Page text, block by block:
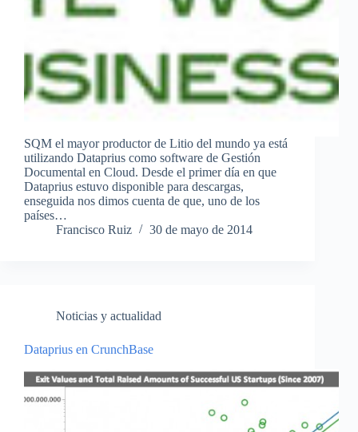
SQM el mayor productor de Litio del mundo ya está
utilizando Dataprius como software de Gestión
Documental en Cloud. Desde el primer día en que
Dataprius estuvo disponible para descargas,
enseguida nos dimos cuenta de que, uno de los
países…
Francisco Ruiz
30 de mayo de 2014
Noticias y actualidad
Dataprius en CrunchBase